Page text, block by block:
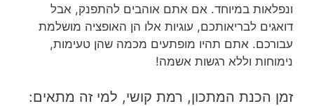
ונפלאות במיוחד. אם אתם אוהבים להתפנק, אבל
דואגים לבריאותכם, עוגיות אלו הן האופציה מושלמת
עבורכם. אתם תהיו מופתעים מכמה שהן טעימות,
נימוחות וללא רגשות אשמה!
זמן הכנת המתכון, רמת קושי, למי זה מתאים: